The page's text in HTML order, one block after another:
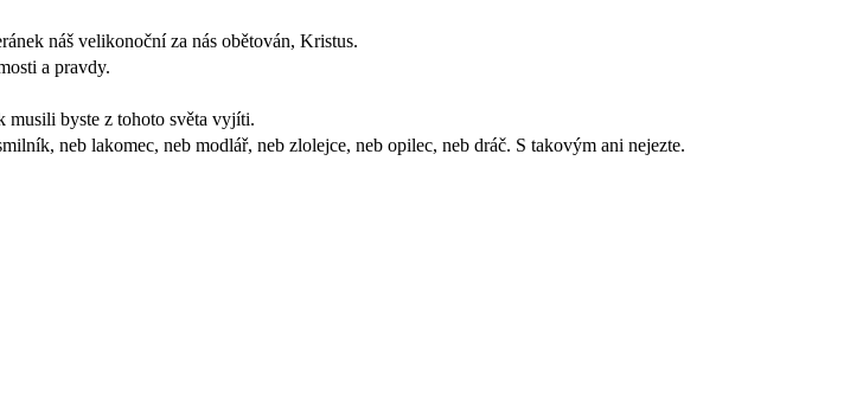
náš velikonoční za nás obětován, Kristus.
a pravdy.
musili byste z tohoto světa vyjíti.
neb lakomec, neb modlář, neb zlolejce, neb opilec, neb dráč. S takovým ani nejezte.